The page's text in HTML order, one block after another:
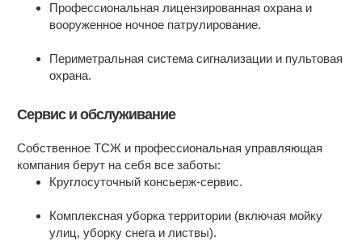
Профессиональная лицензированная охрана и
вооруженное ночное патрулирование.
Периметральная система сигнализации и пультовая
охрана.
Сервис и обслуживание
Собственное ТСЖ и профессиональная управляющая
компания берут на себя все заботы:
Круглосуточный консьерж-сервис.
Комплексная уборка территории (включая мойку
улиц, уборку снега и листвы).